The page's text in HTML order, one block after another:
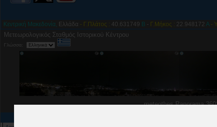
Κεντρική Μακεδονία, Ελλάδα - Γ.Πλάτος : 40.631749 Β - Γ.Μήκος : 22.948172 Α -
Μετεωρολογικός Σταθμός Ιστορικού Κέντρου
Γλώσσα:
meteothes Panorama